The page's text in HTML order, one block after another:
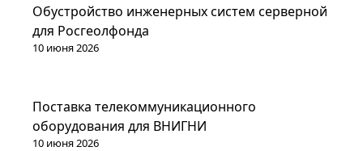
Проекты
10 июня 2026
Обустройство инженерных систем серверной
для Росгеолфонда
Проекты
10 июня 2026
Поставка телекоммуникационного
оборудования для ВНИГНИ